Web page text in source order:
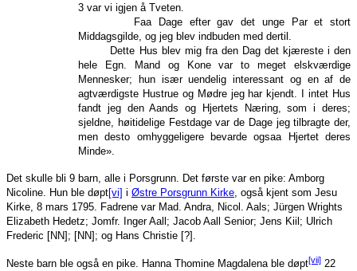
3 var vi igjen å Tveten.
Faa Dage efter gav det unge Par et stort
Middagsgilde, og jeg blev indbuden med dertil.
Dette Hus blev mig fra den Dag det kjæreste i den
hele Egn. Mand og Kone var to meget elskværdige
Mennesker; hun især uendelig interessant og en af de
agtværdigste Hustrue og Mødre jeg har kjendt. I intet Hus
fandt jeg den Aands og Hjertets Næring, som i deres;
sjeldne, høitidelige Festdage var de Dage jeg tilbragte der,
men desto omhyggeligere bevarde ogsaa Hjertet deres
Minde».
Det skulle bli 9 barn, alle i Porsgrunn. Det første var en pike: Amborg
Nicoline. Hun ble døpt[vi] i Østre Porsgrunn Kirke , også kjent som Jesu
Kirke, 8 mars 1795. Fadrene var Mad. Andra, Nicol. Aals; Jürgen Wrights
Elizabeth Hedetz; Jomfr. Inger Aall; Jacob Aall Senior; Jens Kiil; Ulrich
Frederic [NN]; [NN]; og Hans Christie [?].
Neste barn ble også en pike. Hanna Thomine Magdalena ble døpt[vii] 22